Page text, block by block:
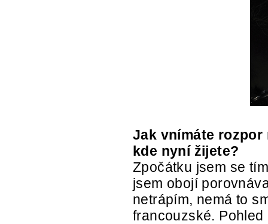
Jak vnímáte rozpor
kde nyní žijete?
Zpočátku jsem se
jsem obojí
netrápím, nemá to
francouzské.